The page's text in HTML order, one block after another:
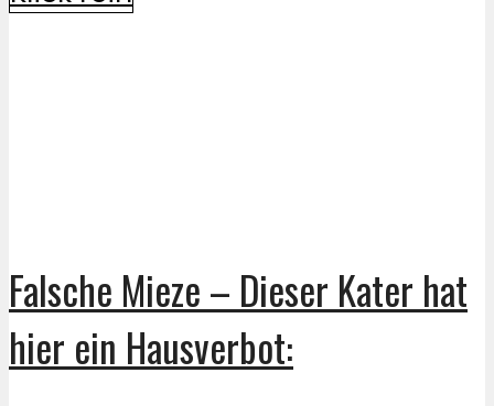
Falsche Mieze – Dieser Kater hat
hier ein Hausverbot: